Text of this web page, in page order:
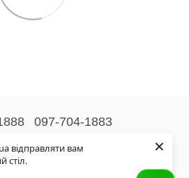
відправляти вам
стіл.
×
097-704-1883
інформація